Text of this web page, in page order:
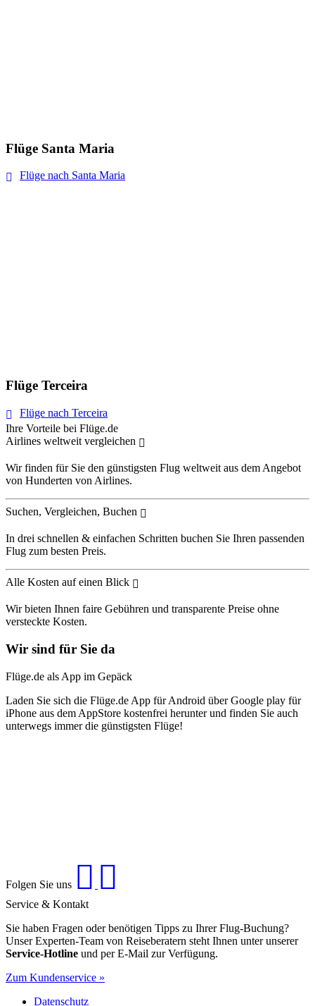
Flüge Santa Maria
Flüge nach Santa Maria
Flüge Terceira
Flüge nach Terceira
Ihre Vorteile bei Flüge.de
Airlines weltweit vergleichen
Wir finden für Sie den günstigsten Flug weltweit aus dem Angebot
von Hunderten von Airlines.
Suchen, Vergleichen, Buchen
In drei schnellen & einfachen Schritten buchen Sie Ihren passenden
Flug zum besten Preis.
Alle Kosten auf einen Blick
Wir bieten Ihnen faire Gebühren und transparente Preise ohne
versteckte Kosten.
Wir sind für Sie da
Flüge.de als App im Gepäck
Laden Sie sich die Flüge.de App für Android über Google play für
iPhone aus dem AppStore kostenfrei herunter und finden Sie auch
unterwegs immer die günstigsten Flüge!
Folgen Sie uns
Service & Kontakt
Sie haben Fragen oder benötigen Tipps zu Ihrer Flug-Buchung?
Unser Experten-Team von Reiseberatern steht Ihnen unter unserer
Service-Hotline und per E-Mail zur Verfügung.
Zum Kundenservice »
Datenschutz